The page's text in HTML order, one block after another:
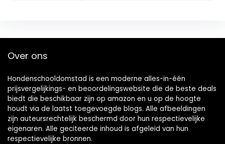
Over ons
Hondenschooldomstad is een moderne alles-in-één
prijsvergelijkings- en beoordelingswebsite die de beste deals
biedt die beschikbaar zijn op amazon en u op de hoogte
houdt via de laatst toegevoegde blogs. Alle afbeeldingen
zijn auteursrechtelijk beschermd door hun respectievelijke
eigenaren. Alle geciteerde inhoud is afgeleid van hun
respectievelijke bronnen.